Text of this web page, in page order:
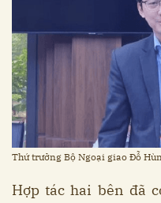
Thứ trưởng Bộ Ngoại giao Đỗ
Hợp tác hai bên đã